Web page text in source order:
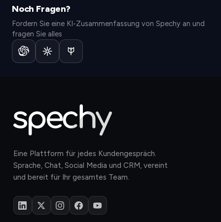
Keine Kreditkarte nötig. Testen Sie Spechy 14 Tage
Jetzt starten
Sehen Sie, wie Spechy Ihre Vertriebs-, Marketing- und
Jetzt planen
Noch Fragen?
Fordern Sie eine KI-Zusammenfassung von Spechy an und
fragen Sie alles
Eine Plattform für jedes Kundengespräch.
Sprache, Chat, Social Media und CRM, vereint
und bereit für Ihr gesamtes Team.